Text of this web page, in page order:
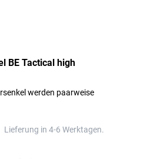
BE Tactical high
werden paarweise
Lieferung in 4-6 Werktagen.